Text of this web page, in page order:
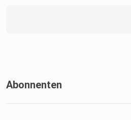
Abonnenten